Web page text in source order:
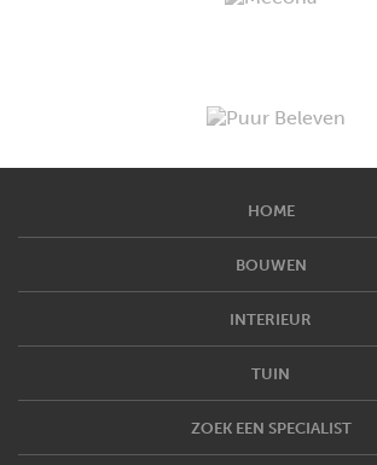
HOME
BOUWEN
INTERIEUR
TUIN
ZOEK EEN SPECIALIST